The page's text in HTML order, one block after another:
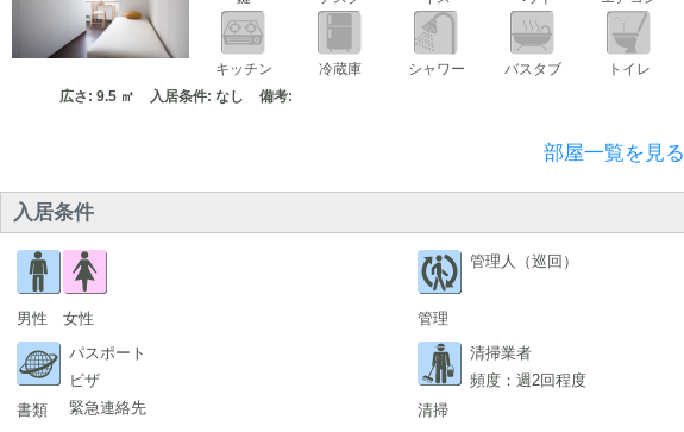
キッチン 冷蔵庫 シャワー バスタブ トイレ
広さ: 9.5 ㎡ 入居条件: なし 備考:
部屋一覧を見る
入居条件
男性 女性 管理
管理人（巡回）
書類
パスポート
ビザ
緊急連絡先
清掃
清掃業者
頻度：週2回程度